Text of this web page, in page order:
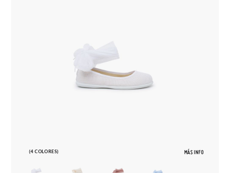
(4 COLORES) MÁS INFO